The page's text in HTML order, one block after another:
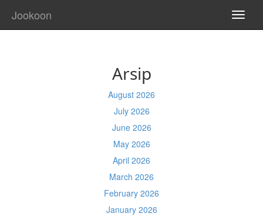
Jookoon
Arsip
August 2026
July 2026
June 2026
May 2026
April 2026
March 2026
February 2026
January 2026